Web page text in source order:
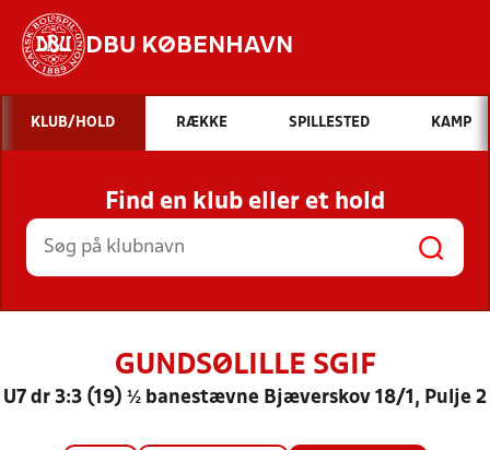
DBU KØBENHAVN
Hvad vil du søge efter?
INDHOLD OG NYHEDER
STILLINGER, RESULTATER, KLUBBER OG
HOLD
KLUB/HOLD RÆKKE SPILLESTED KAMP
Find en klub eller et hold
GUNDSØLILLE SGIF
U7 dr 3:3 (19) ½ banestævne Bjæverskov 18/1, Pulje 2